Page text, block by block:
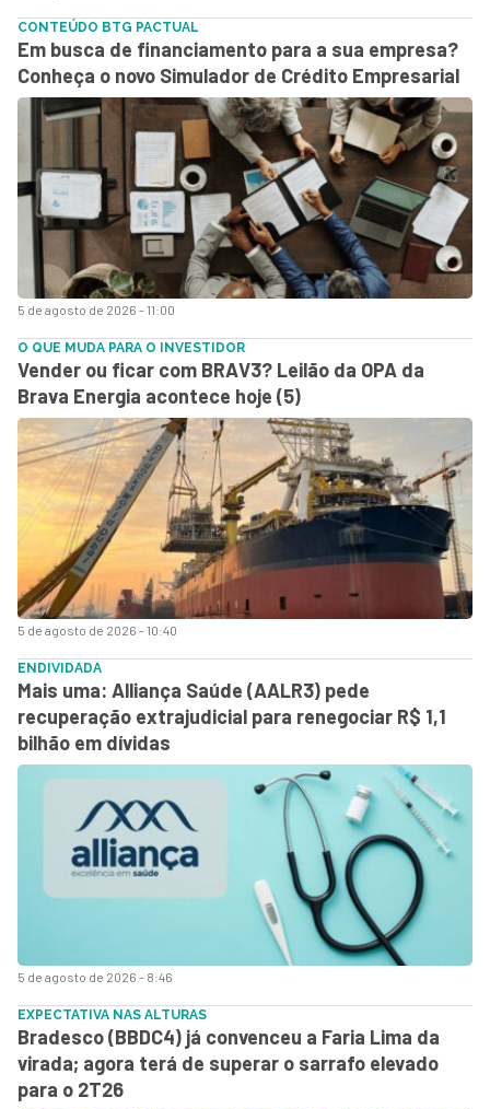
5 de agosto de 2026 - 11:00
CONTEÚDO BTG PACTUAL
Em busca de financiamento para a sua empresa?
Conheça o novo Simulador de Crédito Empresarial
5 de agosto de 2026 - 10:40
O QUE MUDA PARA O INVESTIDOR
Vender ou ficar com BRAV3? Leilão da OPA da
Brava Energia acontece hoje (5)
5 de agosto de 2026 - 8:46
ENDIVIDADA
Mais uma: Alliança Saúde (AALR3) pede
recuperação extrajudicial para renegociar R$ 1,1
bilhão em dívidas
EXPECTATIVA NAS ALTURAS
Bradesco (BBDC4) já convenceu a Faria Lima da
virada; agora terá de superar o sarrafo elevado
para o 2T26